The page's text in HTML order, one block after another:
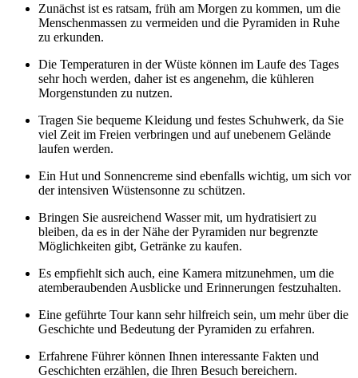
Zunächst ist es ratsam, früh am Morgen zu kommen, um die
Menschenmassen zu vermeiden und die Pyramiden in Ruhe
zu erkunden.
Die Temperaturen in der Wüste können im Laufe des Tages
sehr hoch werden, daher ist es angenehm, die kühleren
Morgenstunden zu nutzen.
Tragen Sie bequeme Kleidung und festes Schuhwerk, da Sie
viel Zeit im Freien verbringen und auf unebenem Gelände
laufen werden.
Ein Hut und Sonnencreme sind ebenfalls wichtig, um sich vor
der intensiven Wüstensonne zu schützen.
Bringen Sie ausreichend Wasser mit, um hydratisiert zu
bleiben, da es in der Nähe der Pyramiden nur begrenzte
Möglichkeiten gibt, Getränke zu kaufen.
Es empfiehlt sich auch, eine Kamera mitzunehmen, um die
atemberaubenden Ausblicke und Erinnerungen festzuhalten.
Eine geführte Tour kann sehr hilfreich sein, um mehr über die
Geschichte und Bedeutung der Pyramiden zu erfahren.
Erfahrene Führer können Ihnen interessante Fakten und
Geschichten erzählen, die Ihren Besuch bereichern.